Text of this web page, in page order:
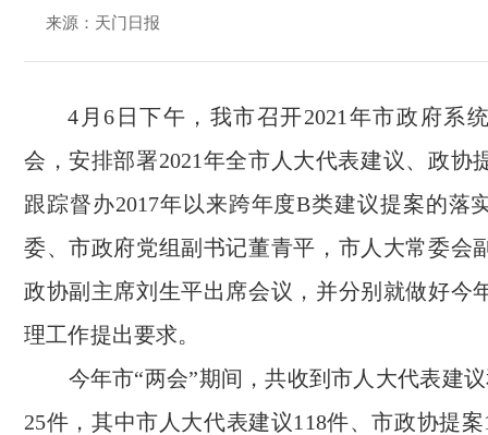
来源：天门日报
4月6日下午，我市召开2021年市政府系
会，安排部署2021年全市人大代表建议、政协
跟踪督办2017年以来跨年度B类建议提案的落
委、市政府党组副书记董青平，市人大常委会
政协副主席刘生平出席会议，并分别就做好今
理工作提出要求。
今年市“两会”期间，共收到市人大代表建议
25件，其中市人大代表建议118件、市政协提